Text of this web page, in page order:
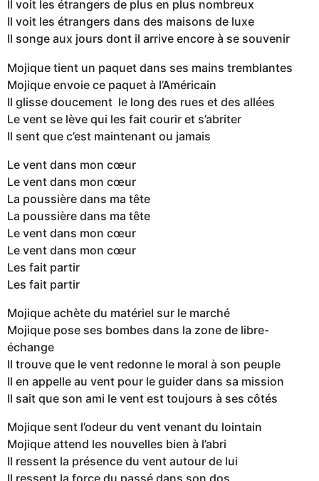
Il voit les étrangers de plus en plus nombreux
Il voit les étrangers dans des maisons de luxe
Il songe aux jours dont il arrive encore à se souvenir
Mojique tient un paquet dans ses mains tremblantes
Mojique envoie ce paquet à l’Américain
Il glisse doucement le long des rues et des allées
Le vent se lève qui les fait courir et s’abriter
Il sent que c’est maintenant ou jamais
Le vent dans mon cœur
Le vent dans mon cœur
La poussière dans ma tête
La poussière dans ma tête
Le vent dans mon cœur
Le vent dans mon cœur
Les fait partir
Les fait partir
Mojique achète du matériel sur le marché
Mojique pose ses bombes dans la zone de libre-
échange
Il trouve que le vent redonne le moral à son peuple
Il en appelle au vent pour le guider dans sa mission
Il sait que son ami le vent est toujours à ses côtés
Mojique sent l’odeur du vent venant du lointain
Mojique attend les nouvelles bien à l’abri
Il ressent la présence du vent autour de lui